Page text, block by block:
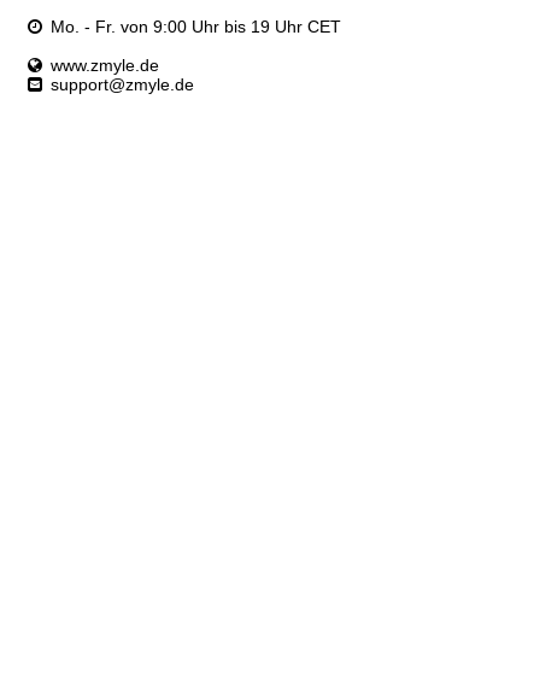
Mo. - Fr. von 9:00 Uhr bis 19 Uhr CET
www.zmyle.de
support@zmyle.de